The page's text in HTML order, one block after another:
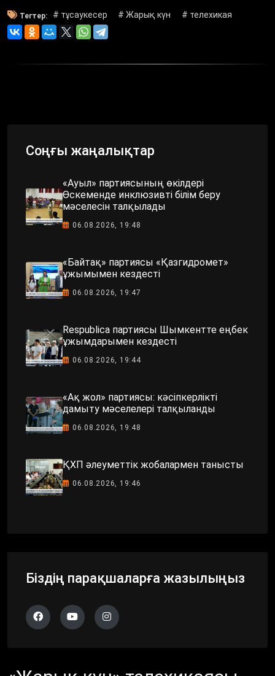
Тегтер: # тұсаукесер # Жарық күн # телехикая
Соңғы жаңалықтар
«Ауыл» партиясының өкілдері
Өскеменде инклюзивті білім беру
мәселесін талқылады
06.08.2026, 19:48
«Байтақ» партиясы «Қазгидромет»
ұжымымен кездесті
06.08.2026, 19:47
Respublica партиясы Шымкентте еңбек
ұжымдарымен кездесті
06.08.2026, 19:44
«Ақ жол» партиясы: кәсіпкерлікті
дамыту мәселелері талқыланды
06.08.2026, 19:48
ҚХП әлеуметтік жобалармен танысты
06.08.2026, 19:46
Біздің парақшаларға жазылыңыз